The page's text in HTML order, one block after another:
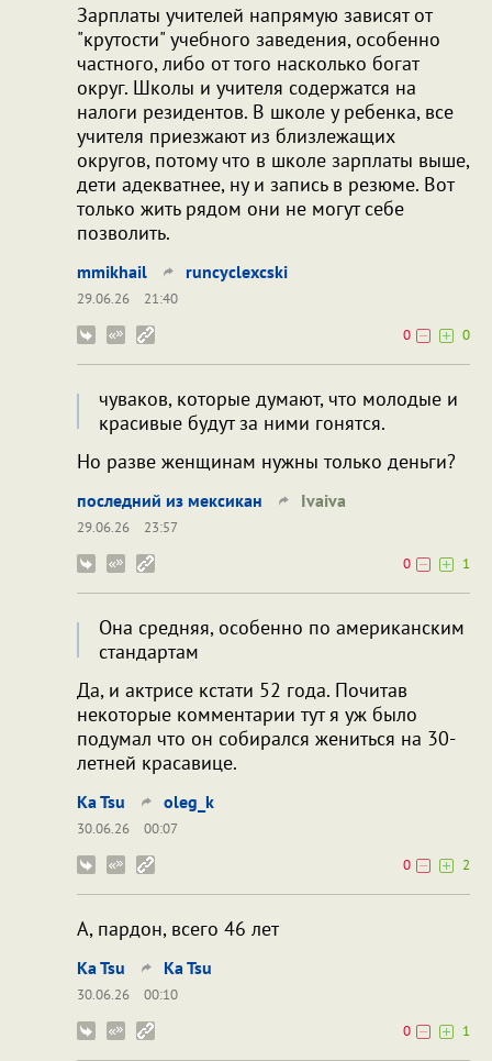
Зарплаты учителей напрямую зависят от
"крутости" учебного заведения, особенно
частного, либо от того насколько богат
округ. Школы и учителя содержатся на
налоги резидентов. В школе у ребенка, все
учителя приезжают из близлежащих
округов, потому что в школе зарплаты выше,
дети адекватнее, ну и запись в резюме. Вот
только жить рядом они не могут себе
позволить.
mmikhail runcyclexcski
29.06.26
21:40
0
0
чуваков, которые думают, что молодые и
красивые будут за ними гонятся.
Но разве женщинам нужны только деньги?
последний из мексикан Ivaiva
29.06.26
23:57
0
1
Она средняя, особенно по американским
стандартам
Да, и актрисе кстати 52 года. Почитав
некоторые комментарии тут я уж было
подумал что он собирался жениться на 30-
летней красавице.
Ka Tsu oleg_k
30.06.26
00:07
0
2
А, пардон, всего 46 лет
Ka Tsu Ka Tsu
30.06.26
00:10
0
1